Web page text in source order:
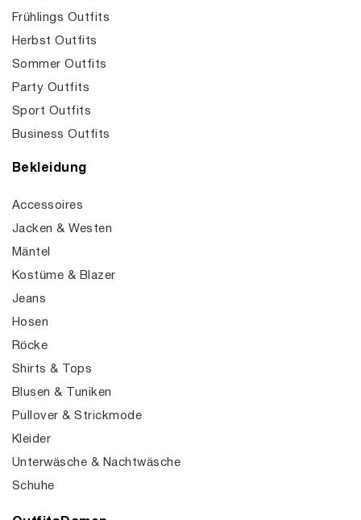
Frühlings Outfits
Herbst Outfits
Sommer Outfits
Party Outfits
Sport Outfits
Business Outfits
Bekleidung
Accessoires
Jacken & Westen
Mäntel
Kostüme & Blazer
Jeans
Hosen
Röcke
Shirts & Tops
Blusen & Tuniken
Pullover & Strickmode
Kleider
Unterwäsche & Nachtwäsche
Schuhe